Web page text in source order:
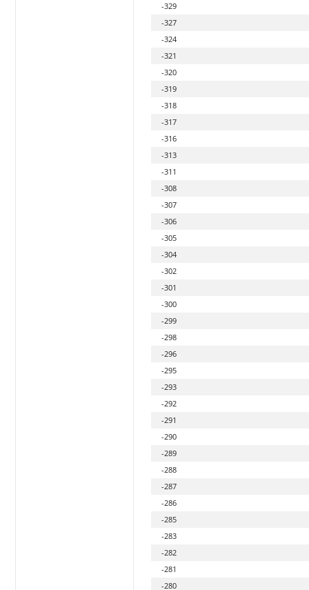
-329
-327
-324
-321
-320
-319
-318
-317
-316
-313
-311
-308
-307
-306
-305
-304
-302
-301
-300
-299
-298
-296
-295
-293
-292
-291
-290
-289
-288
-287
-286
-285
-283
-282
-281
-280